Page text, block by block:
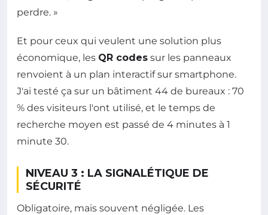
perdre. »
Et pour ceux qui veulent une solution plus
économique, les QR codes sur les panneaux
renvoient à un plan interactif sur smartphone.
J'ai testé ça sur un bâtiment 44 de bureaux : 70
% des visiteurs l'ont utilisé, et le temps de
recherche moyen est passé de 4 minutes à 1
minute 30.
NIVEAU 3 : LA SIGNALÉTIQUE DE
SÉCURITÉ
Obligatoire, mais souvent négligée. Les